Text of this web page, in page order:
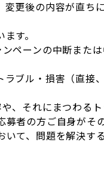
更後の内容が直ちに
す。
ペーンの中断また
ブル・損害（直接
、それにまつわる
者の方ご自身がそ
て、問題を解決する